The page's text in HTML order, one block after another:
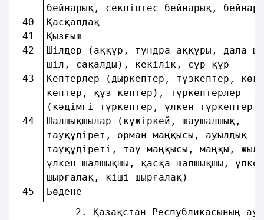
40
41
42
43
44
45
бейнарық, секпiлтес бейнарық,
Қасқалдақ
Қызғыш
Шiлдер (аққұр,
шiл, сақалды), кекiлiк, сұр құр
Кептерлер
кептер, құз
(кәдiмгi түркептер, үлкен
Шалшықшылар
тауқұдiрет, орман
тауқұдiретi, тау
үлкен шалшықшы,
шырғалақ, кiшi шырғалақ)
Бөдене
2. Қазақстан Республикасының